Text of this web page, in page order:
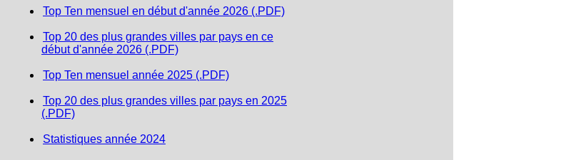
Top Ten mensuel en début d'année 2026 (.PDF)
Top 20 des plus grandes villes par pays en ce
début d'année 2026 (.PDF)
Top Ten mensuel année 2025 (.PDF)
Top 20 des plus grandes villes par pays en 2025
(.PDF)
Statistiques année 2024